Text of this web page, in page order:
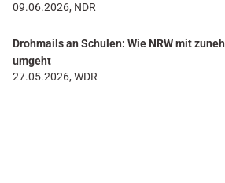
09.06.2026, NDR
Drohmails an Schulen: Wie NRW mit
umgeht
27.05.2026, WDR